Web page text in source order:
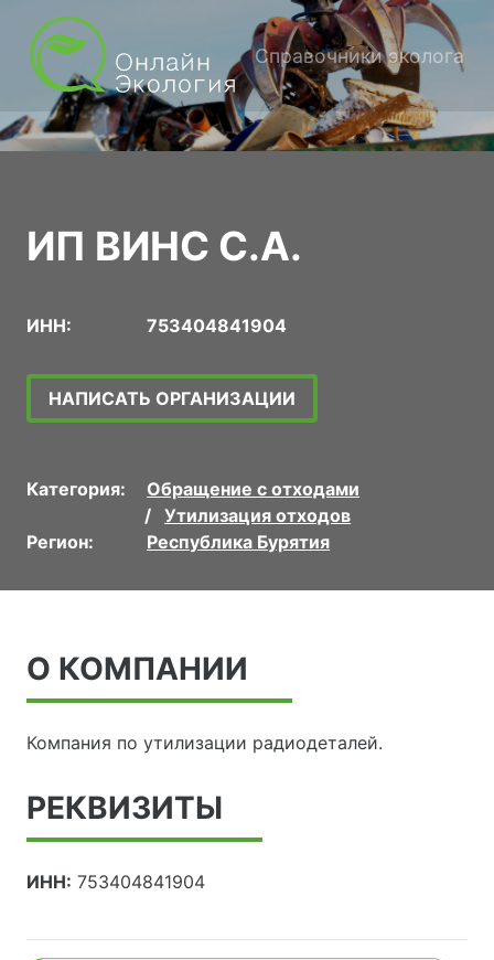
Справочники эколога
ИП ВИНС С.А.
ИНН: 753404841904
НАПИСАТЬ ОРГАНИЗАЦИИ
Категория:
Обращение с отходами
Утилизация отходов
Регион:
Республика Бурятия
О КОМПАНИИ
Компания по утилизации радиодеталей.
РЕКВИЗИТЫ
ИНН: 753404841904